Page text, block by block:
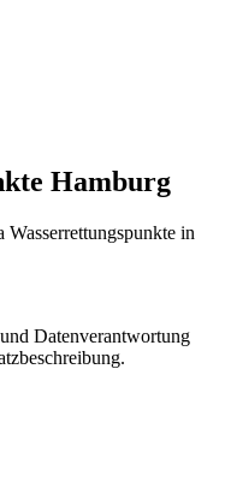
Hamburg
in
Datenverantwortung